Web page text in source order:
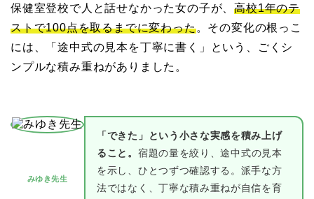
保健室登校で人と話せなかった女の子が、高校1年のテ
ストで100点を取るまでに変わった。その変化の根っこ
には、「途中式の見本を丁寧に書く」という、ごくシ
ンプルな積み重ねがありました。
みゆき先生
「できた」という小さな実感を積み上げ
ること。 宿題の量を絞り、途中式の見本
を示し、ひとつずつ確認する。派手な方
法ではなく、丁寧な積み重ねが自信を育